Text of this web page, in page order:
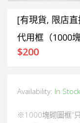
[有現貨, 限店
代用框（1000
$200
Availability: In Stock
※1000塊砌圖框”